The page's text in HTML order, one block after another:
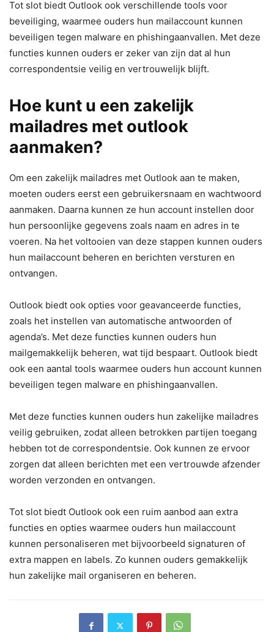
Tot slot biedt Outlook ook verschillende tools voor
beveiliging, waarmee ouders hun mailaccount kunnen
beveiligen tegen malware en phishingaanvallen. Met deze
functies kunnen ouders er zeker van zijn dat al hun
correspondentsie veilig en vertrouwelijk blijft.
Hoe kunt u een zakelijk
mailadres met outlook
aanmaken?
Om een zakelijk mailadres met Outlook aan te maken,
moeten ouders eerst een gebruikersnaam en wachtwoord
aanmaken. Daarna kunnen ze hun account instellen door
hun persoonlijke gegevens zoals naam en adres in te
voeren. Na het voltooien van deze stappen kunnen ouders
hun mailaccount beheren en berichten versturen en
ontvangen.
Outlook biedt ook opties voor geavanceerde functies,
zoals het instellen van automatische antwoorden of
agenda’s. Met deze functies kunnen ouders hun
mailgemakkelijk beheren, wat tijd bespaart. Outlook biedt
ook een aantal tools waarmee ouders hun account kunnen
beveiligen tegen malware en phishingaanvallen.
Met deze functies kunnen ouders hun zakelijke mailadres
veilig gebruiken, zodat alleen betrokken partijen toegang
hebben tot de correspondentsie. Ook kunnen ze ervoor
zorgen dat alleen berichten met een vertrouwde afzender
worden verzonden en ontvangen.
Tot slot biedt Outlook ook een ruim aanbod aan extra
functies en opties waarmee ouders hun mailaccount
kunnen personaliseren met bijvoorbeeld signaturen of
extra mappen en labels. Zo kunnen ouders gemakkelijk
hun zakelijke mail organiseren en beheren.